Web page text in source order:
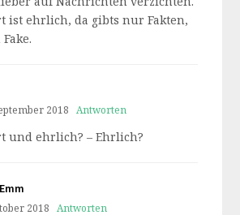
ist ehrlich, da gibts nur Fakten,
2018 Antworten
und ehrlich? – Ehrlich?
2018 Antworten